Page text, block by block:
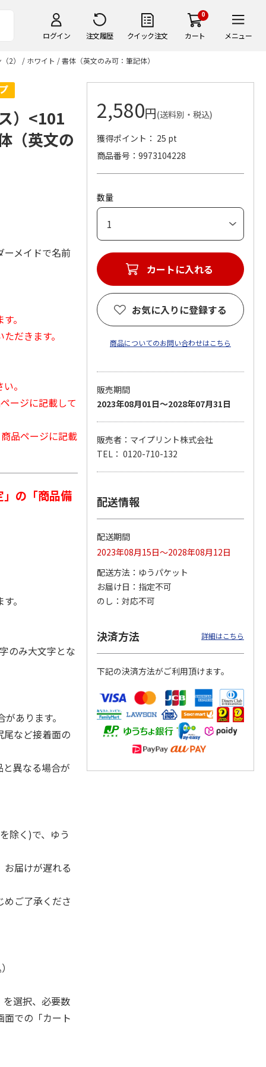
ログイン 注文履歴 クイック注文
0
カート メニュー
2） / ホワイト / 書体（英文のみ可：筆記体）
ト
』
POSTIES オリジナ
ルTシャツ Sサイズ
3,080円
(送料別・税込)
3,300円
(送料別・税込)
）<101
（英文の
ーメイドで名前
。
だきます。
。
ージに記載して
品ページに記載
の「商品備
。
のみ大文字とな
あります。
尾など接着面の
と異なる場合が
除く)で、ゆう
届けが遅れる
めご了承くださ
選択、必要数
面での「カート
2,580円(送料別・税込)
獲得ポイント： 25 pt
商品番号
9973104228
数量
カートに入れる
お気に入りに登録する
商品についてのお問い合わせはこちら
販売期間
2023年08月01日～2028年07月31日
販売者：マイプリント株式会社
TEL： 0120-710-132
配送情報
配送期間
2023年08月15日～2028年08月12日
配送方法
ゆうパケット
お届け日
指定不可
のし
対応不可
決済方法 詳細はこちら
下記の決済方法がご利用頂けます。